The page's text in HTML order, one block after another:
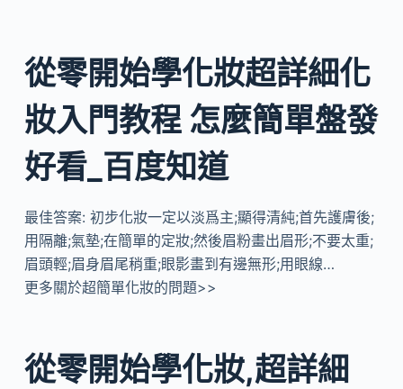
從零開始學化妝超詳細化
妝入門教程 怎麼簡單盤發
好看_百度知道
最佳答案: 初步化妝一定以淡爲主;顯得清純;首先護膚後;
用隔離;氣墊;在簡單的定妝;然後眉粉畫出眉形;不要太重;
眉頭輕;眉身眉尾稍重;眼影畫到有邊無形;用眼線…
更多關於超簡單化妝的問題>>
從零開始學化妝,超詳細